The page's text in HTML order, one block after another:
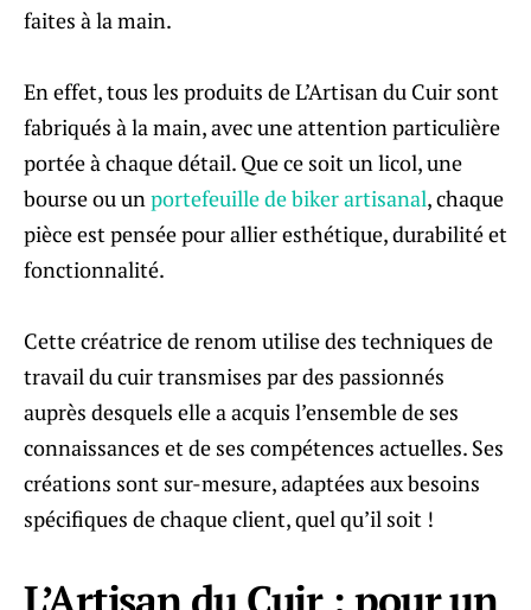
faites à la main.
En effet, tous les produits de L’Artisan du Cuir sont
fabriqués à la main, avec une attention particulière
portée à chaque détail. Que ce soit un licol, une
bourse ou unportefeuille de biker artisanal, chaque
pièce est pensée pour allier esthétique, durabilité et
fonctionnalité.
Cette créatrice de renom utilise des techniques de
travail du cuir transmises par des passionnés
auprès desquels elle a acquis l’ensemble de ses
connaissances et de ses compétences actuelles. Ses
créations sont sur-mesure, adaptées aux besoins
spécifiques de chaque client, quel qu’il soit !